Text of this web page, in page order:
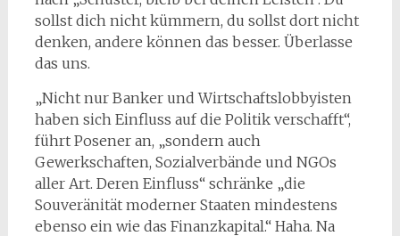
sollst dich nicht kümmern, du sollst dort nicht
denken, andere können das besser. Überlasse
das uns.
„Nicht nur Banker und Wirtschaftslobbyisten
haben sich Einfluss auf die Politik verschafft“,
führt Posener an, „sondern auch
Gewerkschaften, Sozialverbände und NGOs
aller Art. Deren Einfluss“ schränke „die
Souveränität moderner Staaten mindestens
ebenso ein wie das Finanzkapital.“ Haha. Na